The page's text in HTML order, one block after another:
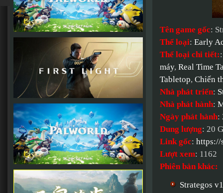
Tên game gốc:
Thể loại: Early
Thể loại chi tiết:
máy, Real Time
Tabletop, Chiến
Nhà phát triển:
Nhà phát hành:
Ngày phát hành:
Dung lượng: 20
Link gốc: https://
Lượt xem: 1162
Phiên bản khác:
Strategos